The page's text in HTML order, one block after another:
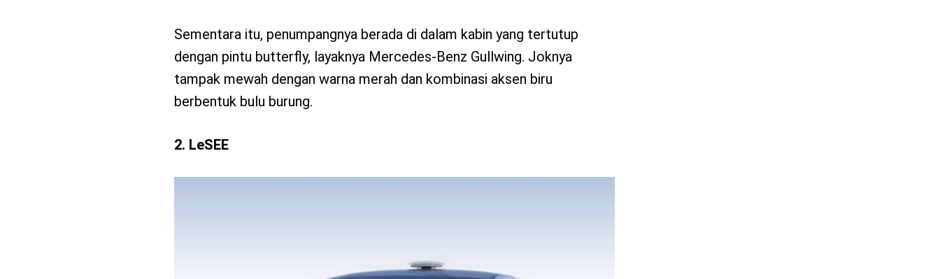
Sementara itu, penumpangnya berada di dalam kabin yang tertutup
dengan pintu butterfly, layaknya Mercedes-Benz Gullwing. Joknya
tampak mewah dengan warna merah dan kombinasi aksen biru
berbentuk bulu burung.
2. LeSEE